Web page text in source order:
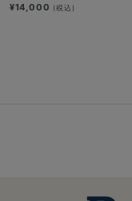
¥14,000 (税込)